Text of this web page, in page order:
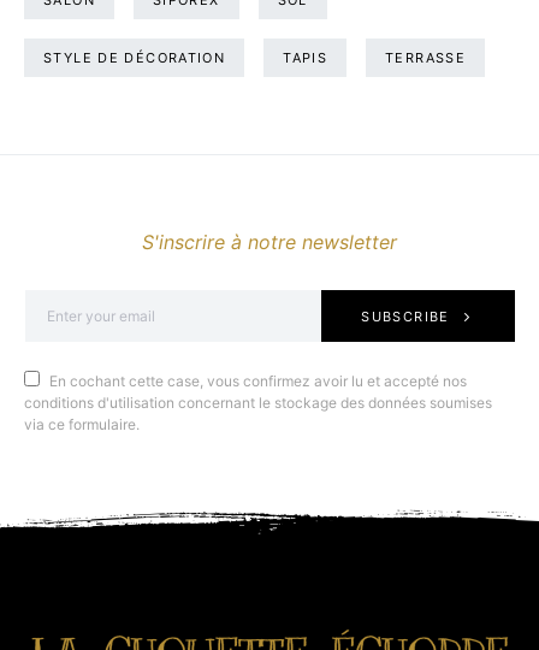
STYLE DE DÉCORATION TAPIS TERRASSE
S'inscrire à notre newsletter
SUBSCRIBE
En cochant cette case, vous confirmez avoir lu et accepté nos
conditions d'utilisation concernant le stockage des données soumises
via ce formulaire.